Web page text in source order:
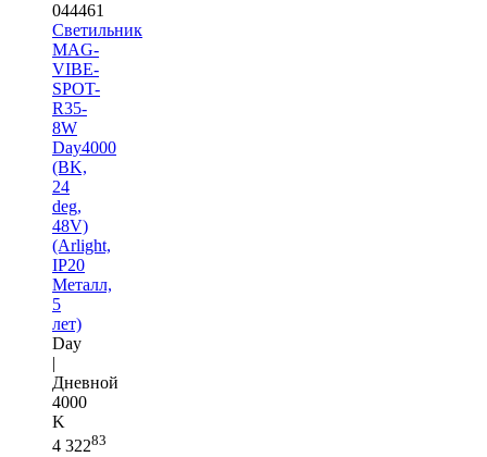
044461
Светильник
MAG-
VIBE-
SPOT-
R35-
8W
Day4000
(BK,
24
deg,
48V)
(Arlight,
IP20
Металл,
5
лет)
Day
|
Дневной
4000
K
4 32283